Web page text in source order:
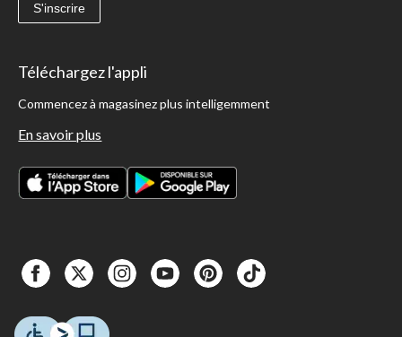
S'inscrire
Téléchargez l'appli
Commencez à magasinez plus intelligemment
En savoir plus